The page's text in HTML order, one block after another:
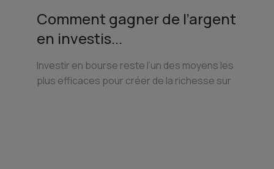
Comment gagner de l’argent
en investis...
Investir en bourse reste l’un des moyens les
plus efficaces pour créer de la richesse sur